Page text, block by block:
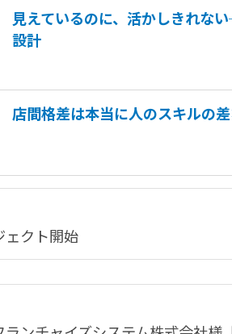
見えているのに、活かしきれな
設計
店間格差は本当に人のスキルの
ェクト開始